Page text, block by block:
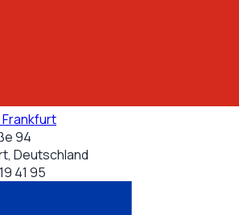
Frankfurt
94
Deutschland
41 95